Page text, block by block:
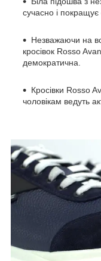
сучасно і покращує
Незважаючи на
кросівок Rosso
демократична.
Кросівки Rosso
чоловікам ведуть